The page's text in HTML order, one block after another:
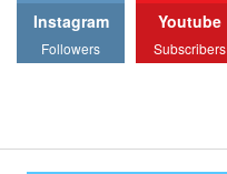
Youtube
Subscribers
Instagram
Followers